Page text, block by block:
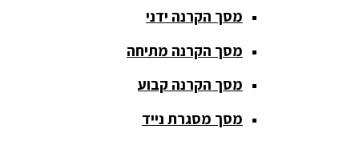
מערכות
הגברה
פלטות DJ
קונטרולים
מסך הקרנה ידני
מסך הקרנה מתיחה
מסך הקרנה קבוע
מסך מסגרת נייד